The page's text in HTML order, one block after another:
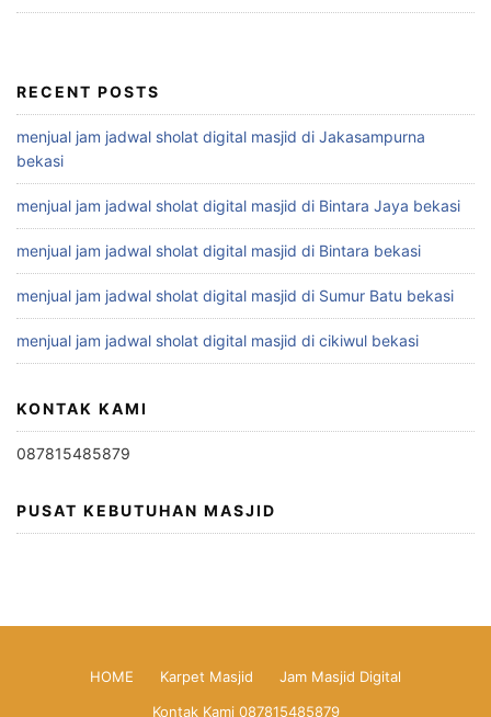
RECENT POSTS
menjual jam jadwal sholat digital masjid di Jakasampurna
bekasi
menjual jam jadwal sholat digital masjid di Bintara Jaya bekasi
menjual jam jadwal sholat digital masjid di Bintara bekasi
menjual jam jadwal sholat digital masjid di Sumur Batu bekasi
menjual jam jadwal sholat digital masjid di cikiwul bekasi
KONTAK KAMI
087815485879
PUSAT KEBUTUHAN MASJID
HOME Karpet Masjid
Jam Masjid Digital
Kontak Kami 087815485879